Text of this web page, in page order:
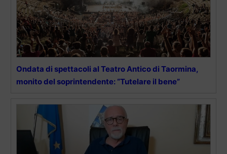
Ondata di spettacoli al Teatro Antico di Taormina,
monito del soprintendente: “Tutelare il bene”